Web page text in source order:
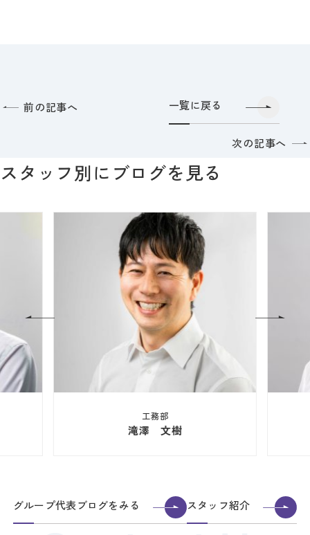
前の記事へ 一覧に戻る
次の記事へ
スタッフ別にブログを見る
工務部
滝澤 文樹
グループ代表ブログをみる スタッフ紹介